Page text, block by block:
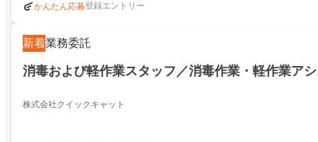
かんたん応募登録エントリー
新着業務委託
消毒および軽作業スタッフ／消毒作業・軽作業ア
株式会社クイックキャット